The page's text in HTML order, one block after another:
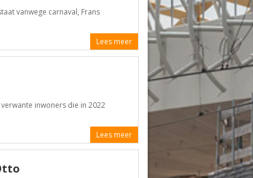
vanwege carnaval, Frans
Lees meer
inwoners die in 2022
Lees meer